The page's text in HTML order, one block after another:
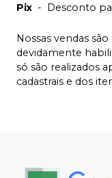
Pix - Desconto
Nossas vendas
devidamente
só são realizados
cadastrais e dos